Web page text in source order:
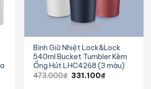
Bình Giữ Nhiệt Lock&Lock
540ml Bucket Tumbler Kèm
Ống Hút LHC4268 (3 màu)
473.000₫ Giá
331.100₫Giá